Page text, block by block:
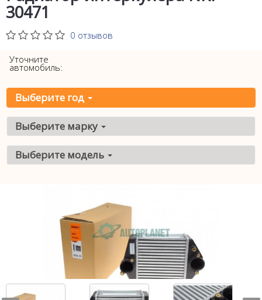
30471
0 отзывов
Уточните
автомобиль:
Выберите год
Выберите марку
Выберите модель